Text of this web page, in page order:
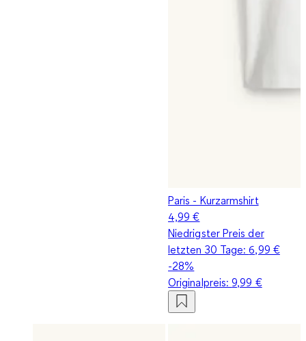
Paris - Kurzarmshirt
4,99 €
Niedrigster Preis der
letzten 30 Tage:6,99 €
-28%
Originalpreis:9,99 €